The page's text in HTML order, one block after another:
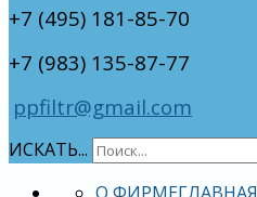
+7 (495) 181-85-70
+7 (983) 135-87-77
ppfiltr@gmail.com
ИСКАТЬ...